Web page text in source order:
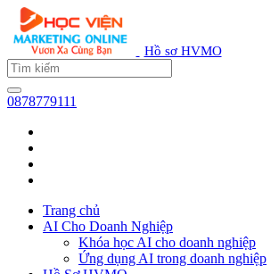
Hồ sơ HVMO
0878779111
Trang chủ
AI Cho Doanh Nghiệp
Khóa học AI cho doanh nghiệp
Ứng dụng AI trong doanh nghiệp